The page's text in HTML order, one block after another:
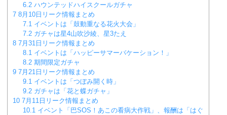
6.2 ハウンテッドハイスクールガチャ
7 8月10日リーク情報まとめ
7.1 イベントは「鼓動重なる花火大会」
7.2 ガチャは星4山吹沙綾、星3たえ
8 7月31日リーク情報まとめ
8.1 イベントは「ハッピーサマーバケーション！」
8.2 期間限定ガチャ
9 7月21日リーク情報まとめ
9.1 イベントは「つぼみ開く時」
9.2 ガチャは「花と蝶ガチャ」
10 7月11日リーク情報まとめ
10.1 イベント「巴SOS！あこの看病大作戦」、報酬は「はぐ